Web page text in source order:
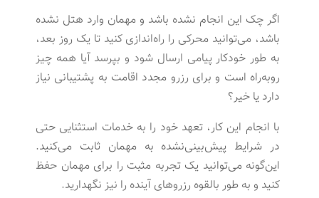
اگر چک این انجام نشده باشد و مهمان وارد هتل نشده
باشد، می‌توانید محرکی را راه‌اندازی کنید تا یک روز بعد،
به طور خودکار پیامی ارسال شود و بپرسد آیا همه چیز
روبه‌راه است و برای رزرو مجدد اقامت به پشتیبانی نیاز
دارد یا خیر؟
با انجام این کار، تعهد خود را به خدمات استثنایی حتی
در شرایط پیش‌بینی‌نشده به مهمان ثابت می‌کنید.
این‌گونه می‌توانید یک تجربه مثبت را برای مهمان حفظ
کنید و به طور بالقوه رزروهای آینده را نیز نگهدارید.